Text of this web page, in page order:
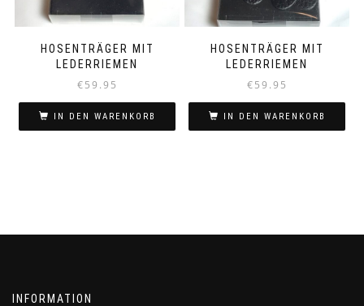
HOSENTRÄGER MIT
LEDERRIEMEN
€59.95
IN DEN WARENKORB
HOSENTRÄGER MIT
LEDERRIEMEN
€59.95
IN DEN WARENKORB
INFORMATION